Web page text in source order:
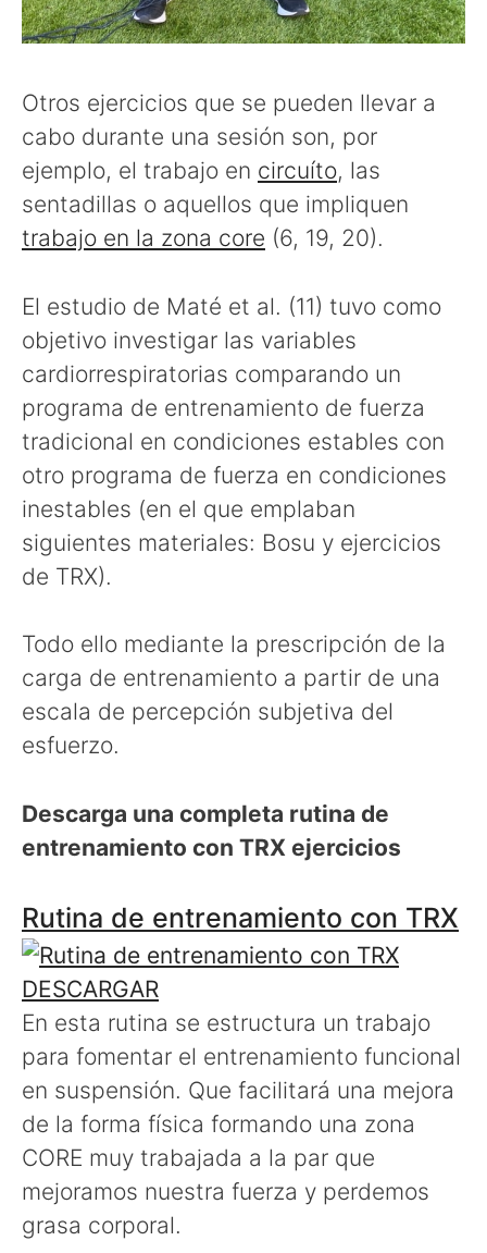
Otros ejercicios que se pueden llevar a
cabo durante una sesión son, por
ejemplo, el trabajo en circuíto, las
sentadillas o aquellos que impliquen
trabajo en la zona core (6, 19, 20).
El estudio de Maté et al. (11) tuvo como
objetivo investigar las variables
cardiorrespiratorias comparando un
programa de entrenamiento de fuerza
tradicional en condiciones estables con
otro programa de fuerza en condiciones
inestables (en el que emplaban
siguientes materiales: Bosu y ejercicios
de TRX).
Todo ello mediante la prescripción de la
carga de entrenamiento a partir de una
escala de percepción subjetiva del
esfuerzo.
Descarga una completa rutina de
entrenamiento con TRX ejercicios
Rutina de entrenamiento con TRX
DESCARGAR
En esta rutina se estructura un trabajo
para fomentar el entrenamiento funcional
en suspensión. Que facilitará una mejora
de la forma física formando una zona
CORE muy trabajada a la par que
mejoramos nuestra fuerza y perdemos
grasa corporal.